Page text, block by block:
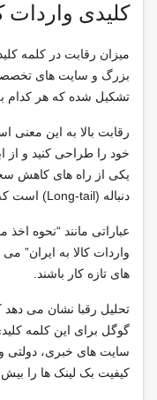
کلیدی واردات
میزان رقابت در کلمه
بزرگ و سایت های
تشکیل شده که هر کدام
رقابت بالا به این معنی
خود را طراحی کنید و از
یکی از راه های کاهش
دنباله (Long-tail) است که رقابت کمتری دارند.
عباراتی مانند “نحوه اخذ
واردات کالا به ایران”
های تازه کار باشند.
تحلیل رقبا نشان می
گوگل برای این کلمه
سایت های خبری،
کیفیت بک لینک ها را